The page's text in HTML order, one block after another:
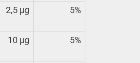
2,5 µg 5%
10 µg 5%